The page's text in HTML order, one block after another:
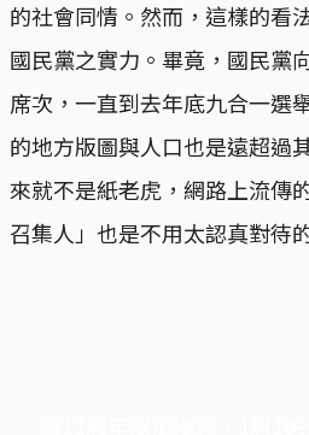
的社會同情。然而，這樣的看
國民黨之實力。畢竟，國民黨
席次，一直到去年底九合一選
的地方版圖與人口也是遠超過
來就不是紙老虎，網路上流傳
召集人」也是不用太認真對待